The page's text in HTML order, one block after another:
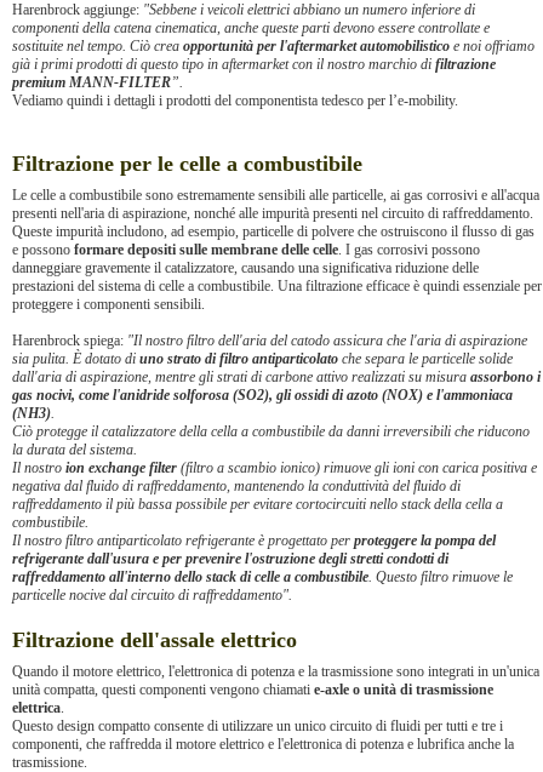
Harenbrock aggiunge: "Sebbene i veicoli elettrici abbiano un numero inferiore di
componenti della catena cinematica, anche queste parti devono essere controllate e
sostituite nel tempo. Ciò crea opportunità per l'aftermarket automobilistico e noi offriamo
già i primi prodotti di questo tipo in aftermarket con il nostro marchio di filtrazione
premium MANN-FILTER”.
Vediamo quindi i dettagli i prodotti del componentista tedesco per l’e-mobility.
Filtrazione per le celle a combustibile
Le celle a combustibile sono estremamente sensibili alle particelle, ai gas corrosivi e all'acqua
presenti nell'aria di aspirazione, nonché alle impurità presenti nel circuito di raffreddamento.
Queste impurità includono, ad esempio, particelle di polvere che ostruiscono il flusso di gas
e possono formare depositi sulle membrane delle celle. I gas corrosivi possono
danneggiare gravemente il catalizzatore, causando una significativa riduzione delle
prestazioni del sistema di celle a combustibile. Una filtrazione efficace è quindi essenziale per
proteggere i componenti sensibili.
Harenbrock spiega: "Il nostro filtro dell'aria del catodo assicura che l'aria di aspirazione
sia pulita. È dotato di uno strato di filtro antiparticolato che separa le particelle solide
dall'aria di aspirazione, mentre gli strati di carbone attivo realizzati su misura assorbono i
gas nocivi, come l'anidride solforosa (SO2), gli ossidi di azoto (NOX) e l'ammoniaca
(NH3).
Ciò protegge il catalizzatore della cella a combustibile da danni irreversibili che riducono
la durata del sistema.
Il nostro ion exchange filter (filtro a scambio ionico) rimuove gli ioni con carica positiva e
negativa dal fluido di raffreddamento, mantenendo la conduttività del fluido di
raffreddamento il più bassa possibile per evitare cortocircuiti nello stack della cella a
combustibile.
Il nostro filtro antiparticolato refrigerante è progettato per proteggere la pompa del
refrigerante dall'usura e per prevenire l'ostruzione degli stretti condotti di
raffreddamento all'interno dello stack di celle a combustibile. Questo filtro rimuove le
particelle nocive dal circuito di raffreddamento".
Filtrazione dell'assale elettrico
Quando il motore elettrico, l'elettronica di potenza e la trasmissione sono integrati in un'unica
unità compatta, questi componenti vengono chiamati e-axle o unità di trasmissione
elettrica.
Questo design compatto consente di utilizzare un unico circuito di fluidi per tutti e tre i
componenti, che raffredda il motore elettrico e l'elettronica di potenza e lubrifica anche la
trasmissione.